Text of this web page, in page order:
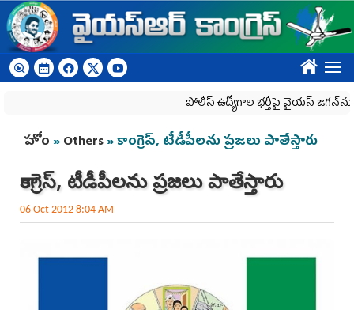
Skip to main content
????
పోలీస్ ఉద్యోగాల భర్తీపై వైయస్ జగన్‌ను
You are here
హోం »Others» కాంగ్రెస్, టీడీపీలను ప్రజలు పాతేస్తారు
కాంగ్రెస్, టీడీపీలను ప్రజలు పాతేస్తారు
06 Oct 2012 8:04 AM